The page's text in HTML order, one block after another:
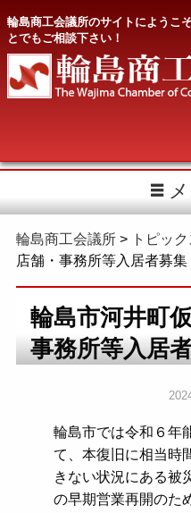
輪島商工会議所のサイトにようこ
とでもご相談下さい！
メ
輪島商工会議所 > トピック
店舗・事務所等入居者募集
輪島市河井町
事務所等入居
輪島市では令和６年
て、本復旧に相当時
きない状況にある被
の早期営業再開のた